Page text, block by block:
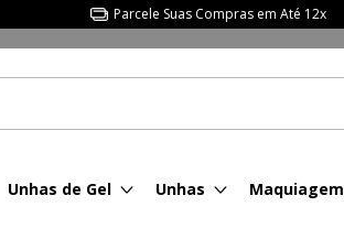
Parcele Suas Compras em Até 12x
Unhas de Gel Unhas Maquiagem